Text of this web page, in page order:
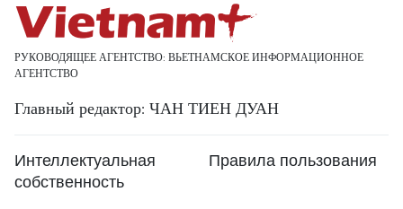
РУКОВОДЯЩЕЕ АГЕНТСТВО: ВЬЕТНАМСКОЕ ИНФОРМАЦИОННОЕ
АГЕНТСТВО
Главный редактор: ЧАН ТИЕН ДУАН
Интеллектуальная
собственность
Правила пользования